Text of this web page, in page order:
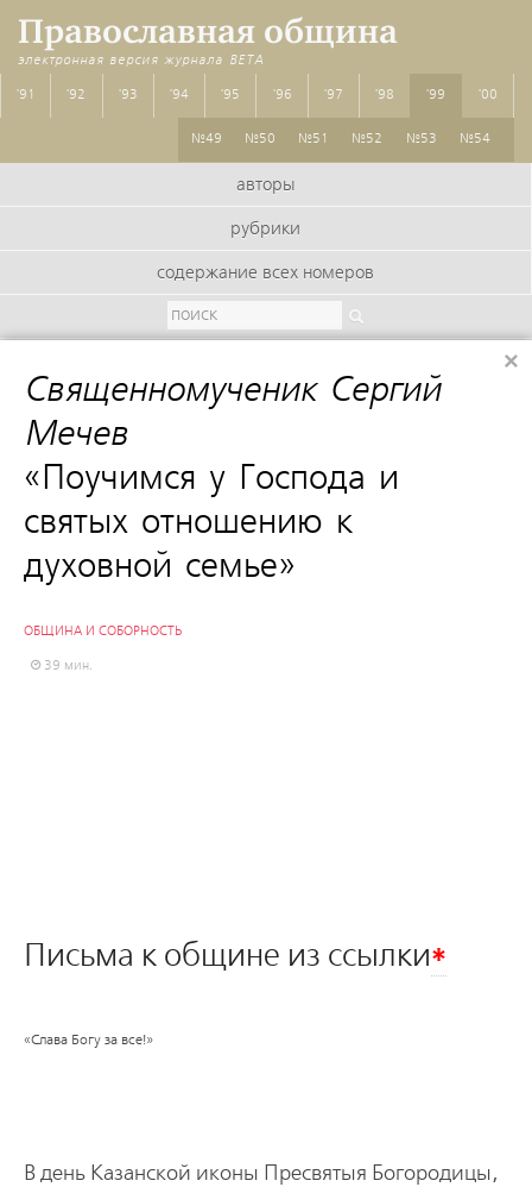
Православная община
электронная версия журнала BETA
'91 '92 '93 '94 '95 '96 '97 '98 '99
№49 №50 №51 №52 №53 №54
'00
авторы
рубрики
содержание всех номеров
Священномученик Сергий
Мечев:
«Поучимся у Господа и
святых отношению к
духовной семье»
ОБЩИНА И СОБОРНОСТЬ
39 мин.
Письма к общине из ссылки*
«Слава Богу за все!»
В день Казанской иконы Пресвятыя Богородицы,
×